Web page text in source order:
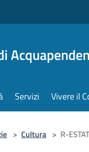
Servizi Vivere il
> Cultura > R-